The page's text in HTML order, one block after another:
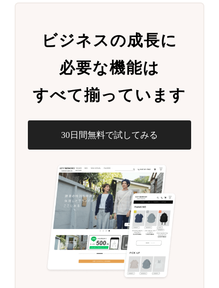
ビジネスの成長に
必要な機能は
すべて揃っています
30日間無料で試してみる